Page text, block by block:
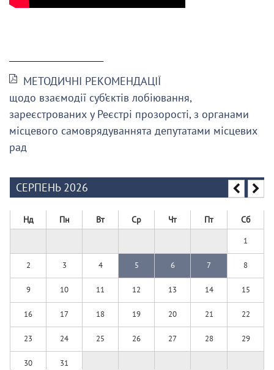
МЕТОДИЧНІ РЕКОМЕНДАЦІЇ
щодо взаємодії суб’єктів лобіювання,
зареєстрованих у Реєстрі прозорості, з органами
місцевого самоврядуваннята депутатами місцевих
рад
СЕРПЕНЬ 2026
Нд Пн Вт Ср Чт Пт Сб
1
2 3 4 5 6 7 8
9 10 11 12 13 14 15
16 17 18 19 20 21 22
23 24 25 26 27 28 29
30 31